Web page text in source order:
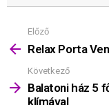
Mutass
többet
Előző
Relax Porta
Következő
Balatoni ház 5
klímával